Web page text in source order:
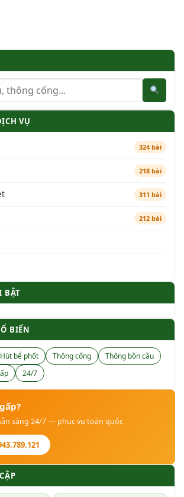
VỤ
324 bài
218 bài
311 bài
212 bài
BẬT
BIẾN
Hút bể phốt Thông cống
Thông bồn cầu
24/7
sàng 24/7 — phục vụ toàn quốc